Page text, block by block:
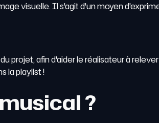
visuelle. Il s'agit d'un moyen
projet, afin d'aider le réalisateur à
la playlist !
?